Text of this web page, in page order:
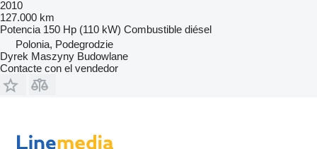
2010
127.000 km
Potencia 150 Hp (110 kW) Combustible diésel
Polonia, Podegrodzie
Dyrek Maszyny Budowlane
Contacte con el vendedor